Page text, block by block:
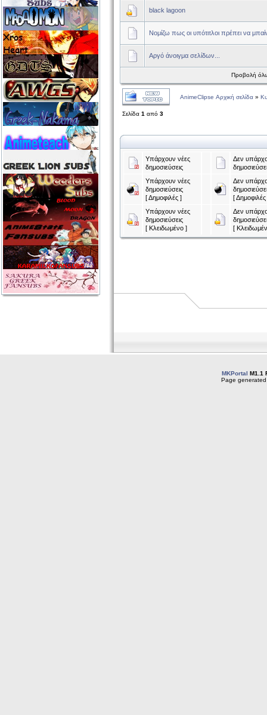
black lagoon
Νομίζω πως οι υπότιτλοι πρέπει να
Αργό άνοιγμα σελίδων...
Προβολή
AnimeClipse Αρχική σελίδα »
Σελίδα 1 από 3
Υπάρχουν νέες
δημοσιεύσεις
Δεν
Υπάρχουν νέες
δημοσιεύσεις
[ Δημοφιλές ]
Δεν
[ Δημοφιλές
Υπάρχουν νέες
δημοσιεύσεις
[ Κλειδωμένο ]
Δεν
[
MKPortal M1.1
Page